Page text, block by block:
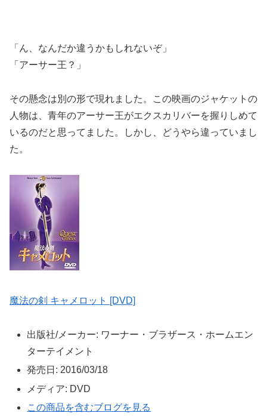
「ん、なんだか違うかもしれないぞ」
「アーサー王？」
その懸念は別の形で現れました。この映画のジャケットの
人物は、青年のアーサー王がエクスカリバーを握りしめて
いるのだと思ってました。しかし、どうやら違っていまし
た。
魔法の剣 キャメロット [DVD]
出版社/メーカー: ワーナー・ブラザース・ホームエン
ターテイメント
発売日: 2016/03/18
メディア: DVD
この商品を含むブログを見る